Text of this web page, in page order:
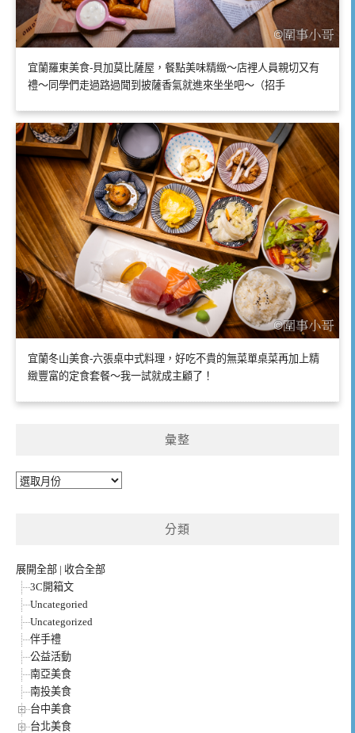
宜蘭羅東美食-貝加莫比薩屋，餐點美味精緻～店裡人員親切又有
禮～同學們走過路過聞到披薩香氣就進來坐坐吧～（招手
宜蘭冬山美食-六張桌中式料理，好吃不貴的無菜單桌菜再加上精
緻豐富的定食套餐～我一試就成主顧了！
彙整
彙
分類
展開全部 | 收合全部
3C開箱文
Uncategoried
Uncategorized
伴手禮
公益活動
南亞美食
南投美食
台中美食
台北美食